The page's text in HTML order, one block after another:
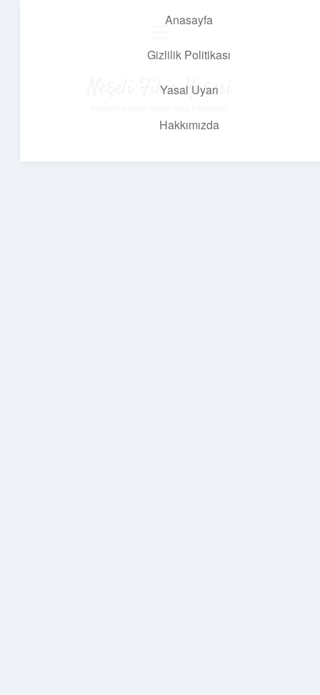
Anasayfa
Gizlilik Politikası
Yasal Uyarı
Hakkımızda
Neşeli Fikir Köşesi